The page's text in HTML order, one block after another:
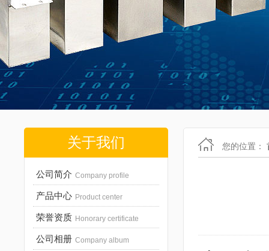
关于我们
公司简介 Company profile
产品中心 Product center
荣誉资质 Honorary certificate
公司相册 Company album
您的位置：